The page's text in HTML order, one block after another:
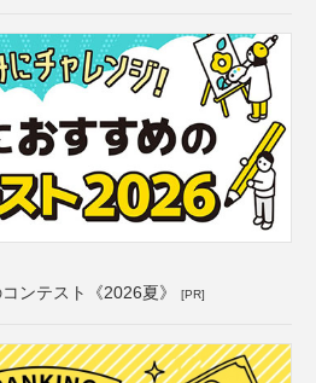
ンテスト《2026夏》 [PR]